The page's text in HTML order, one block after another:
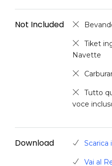
Not Included
Tiket
Navette
Tutto
voce
Download Scarica
Vai al